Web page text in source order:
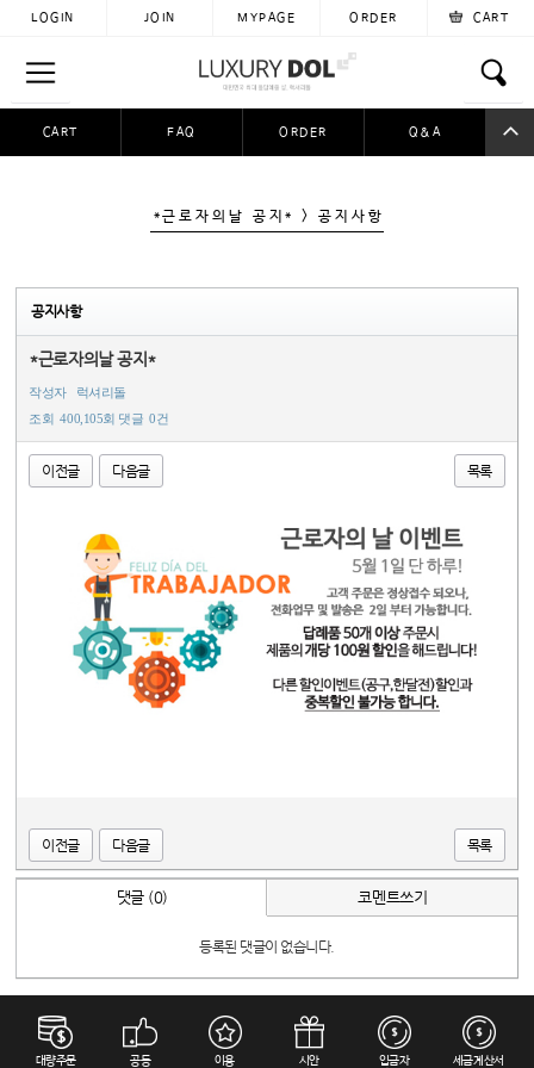
LOGIN JOIN MYPAGE ORDER CART
CART FAQ ORDER Q&A
*근로자의날 공지* > 공지사항
공지사항
*근로자의날 공지*
작성자
럭셔리돌
조회
400,105회 댓글 0건
이전글 다음글 목록
이전글 다음글 목록
댓글 (0) 코멘트쓰기
등록된 댓글이 없습니다.
대량주문
공동
이용
시안
입금자
세금계산서